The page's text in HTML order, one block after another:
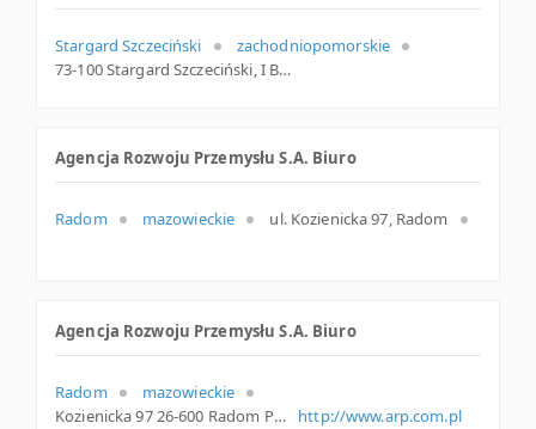
Stargard Szczeciński
zachodniopomorskie
73-100 Stargard Szczeciński, I Brygady 35, zachodniopomorskie
Agencja Rozwoju Przemysłu S.A. Biuro
Radom mazowieckie ul. Kozienicka 97, Radom
Agencja Rozwoju Przemysłu S.A. Biuro
Radom
mazowieckie
Kozienicka 97 26-600 Radom Polska
http://www.arp.com.pl